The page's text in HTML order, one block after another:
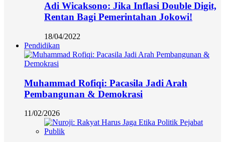
Adi Wicaksono: Jika Inflasi Double Digit,
Rentan Bagi Pemerintahan Jokowi!
18/04/2022
Pendidikan
Muhammad Rofiqi: Pacasila Jadi Arah
Pembangunan & Demokrasi
11/02/2026